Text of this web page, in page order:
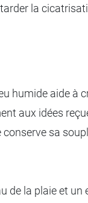
la
humide aide
aux idées
sa
la plaie et